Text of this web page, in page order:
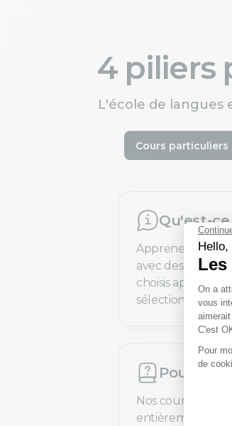
4 piliers
L'école de langues
Cours particuliers
Qu'est-
Apprenez une
avec des
choisis après un
sélection
Pourquoi
Nos cours de
entièrement